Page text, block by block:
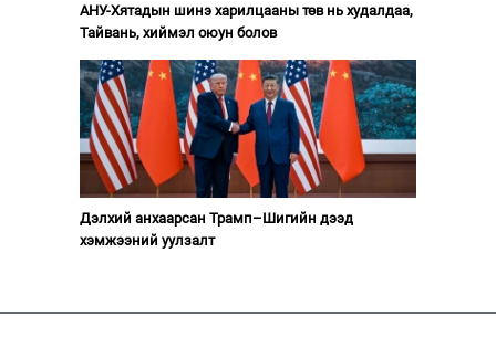
АНУ-Хятадын шинэ харилцааны төв нь худалдаа,
Тайвань, хиймэл оюун болов
Дэлхий анхаарсан Трамп–Шигийн дээд
хэмжээний уулзалт